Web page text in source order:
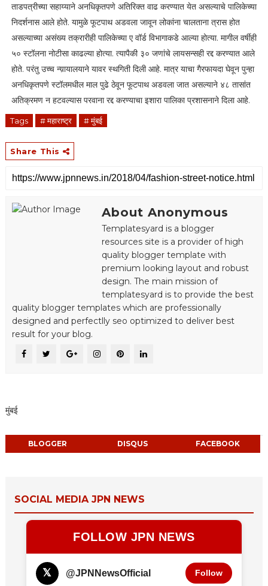
ताडपत्रीच्या सहाय्याने अनधिकृतपणे अतिरिक्त वाढ करण्यात येत असल्याचे पालिकेच्या
निदर्शनास आले होते. यामुळे फूटपाथ अडवला जावून लोकांना चालताना त्रास होत
असल्याच्या असंख्य तक्रारीही पालिकेच्या ए वॉर्ड विभागाकडे आल्या होत्या. मागील वर्षीही
५० स्टॉलना नोटीसा काढल्या होत्या. त्यापैकी ३० जणांचे लायसन्सही रद्द करण्यात आले
होते. परंतु उच्च न्य़ायालयाने यावर स्थगिती दिली आहे. मात्र याचा गैरफायदा घेवून पुन्हा
अनधिकृतपणे स्टॉलमधील माल पुढे ठेवून फूटपाथ अडवला जात असल्याने ४८ तासांत
अतिक्रमण न हटवल्यास परवाना रद्द करण्याचा इशारा पालिका प्रशासनाने दिला आहे.
Tags # महाराष्ट्र # मुंबई
Share This
About Anonymous
Templatesyard is a blogger
resources site is a provider of high
quality blogger template with
premium looking layout and robust
design. The main mission of
templatesyard is to provide the best
quality blogger templates which are professionally
designed and perfectlly seo optimized to deliver best
result for your blog.
मुंबई
BLOGGER DISQUS FACEBOOK
SOCIAL MEDIA JPN NEWS
FOLLOW JPN NEWS
𝕏 @JPNNewsOfficial Follow